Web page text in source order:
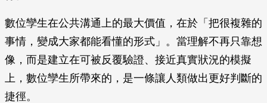
數位孿生在公共溝通上的最大價值，在於「把很複雜的
事情，變成大家都能看懂的形式」。當理解不再只靠想
像，而是建立在可被反覆驗證、接近真實狀況的模擬
上，數位孿生所帶來的，是一條讓人類做出更好判斷的
捷徑。